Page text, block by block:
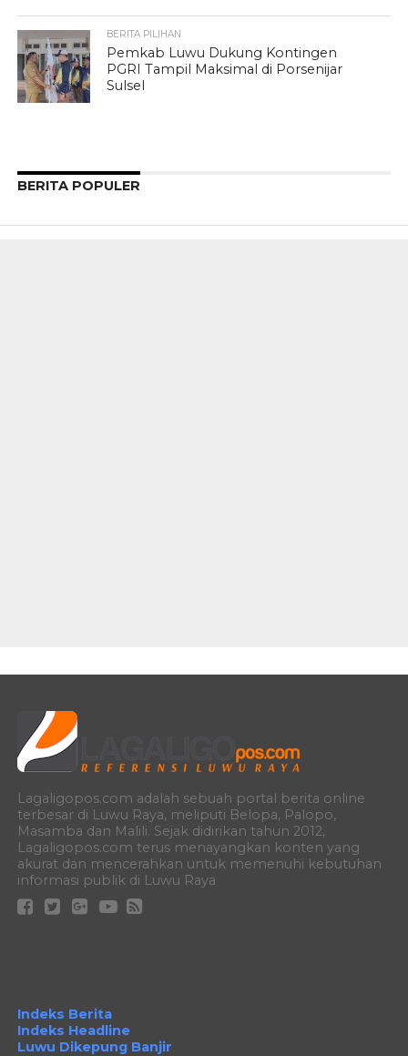
BERITA PILIHAN
Pemkab Luwu Dukung Kontingen
PGRI Tampil Maksimal di Porsenijar
Sulsel
BERITA POPULER
Lagaligopos.com adalah sebuah portal berita online
terbesar di Luwu Raya, meliputi Belopa, Palopo,
Masamba dan Malili. Sejak didirikan tahun 2012,
Lagaligopos.com terus menayangkan konten yang
akurat dan mencerahkan untuk memenuhi kebutuhan
informasi publik di Luwu Raya
Indeks Berita
Indeks Headline
Luwu Dikepung Banjir